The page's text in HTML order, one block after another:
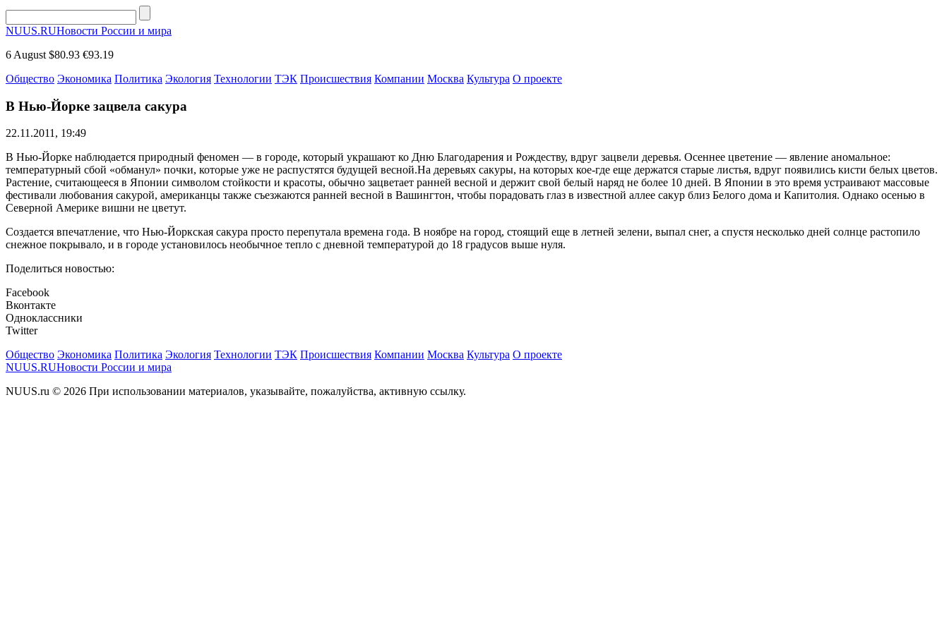
NUUS.RUНовости России и мира
6 August $80.93 €93.19
Общество Экономика Политика Экология Технологии ТЭК Происшествия Компании Москва Культура О проекте
В Нью-Йорке зацвела сакура
22.11.2011, 19:49
В Нью-Йорке наблюдается природный феномен — в городе, который украшают ко Дню Благодарения и Рождеству, вдруг зацвели деревья. Осеннее цветение — явление аномальное:
температурный сбой «обманул» почки, которые уже не распустятся будущей весной.На деревьях сакуры, на которых кое-где еще держатся старые листья, вдруг появились кисти белых цветов.
Растение, считающееся в Японии символом стойкости и красоты, обычно зацветает ранней весной и держит свой белый наряд не более 10 дней. В Японии в это время устраивают массовые
фестивали любования сакурой, американцы также съезжаются ранней весной в Вашингтон, чтобы порадовать глаз в известной аллее сакур близ Белого дома и Капитолия. Однако осенью в
Северной Америке вишни не цветут.
Создается впечатление, что Нью-Йоркская сакура просто перепутала времена года. В ноябре на город, стоящий еще в летней зелени, выпал снег, а спустя несколько дней солнце растопило
снежное покрывало, и в городе установилось необычное тепло с дневной температурой до 18 градусов выше нуля.
Поделиться новостью:
Facebook
Вконтакте
Одноклассники
Twitter
Общество Экономика Политика Экология Технологии ТЭК Происшествия Компании Москва Культура О проекте
NUUS.RUНовости России и мира
NUUS.ru © 2026 При использовании материалов, указывайте, пожалуйства, активную ссылку.